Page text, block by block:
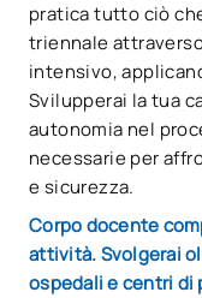
pratica tutto ciò
triennale
intensivo,
Svilupperai la tua
autonomia nel
necessarie per
e sicurezza.
Corpo docente
attività. Svolgerai
ospedali e centri di